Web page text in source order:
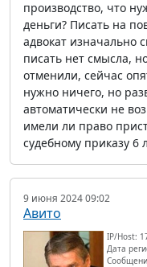
производство, что
деньги? Писать на
адвокат изначально
писать нет смысла,
отменили, сейчас
нужно ничего, но
автоматически не
имели ли право
судебному приказу 6
9 июня 2024 09:02
Авито
IP/Host:
Дата